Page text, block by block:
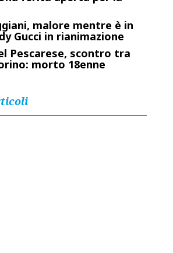
malore mentre è in
Gucci in rianimazione
Pescarese, scontro tra
morto 18enne